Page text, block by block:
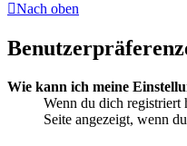
Nach oben
Wie kann ich meine
Wenn du dich registriert
Seite angezeigt, wenn